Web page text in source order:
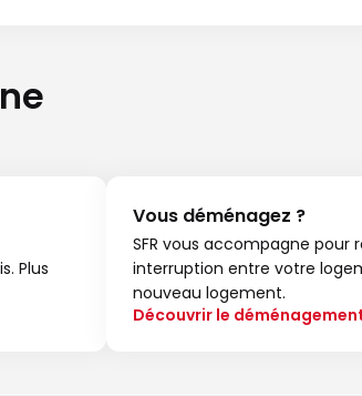
Plus
Vous déménagez ?
SFR vous accompagne pour
interruption entre votre
nouveau logement.
Découvrir le